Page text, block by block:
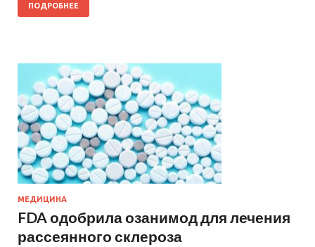
ПОДРОБНЕЕ
МЕДИЦИНА
FDA одобрила озанимод для лечения
рассеянного склероза